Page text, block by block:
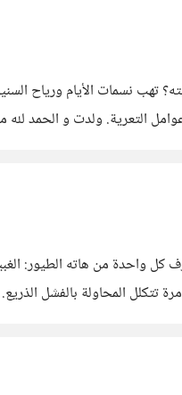
نسمات الأيام ورياح
التعرية. ولدت و الحمد
واحدة من هاته الطيور:
المحاولة بالفشل